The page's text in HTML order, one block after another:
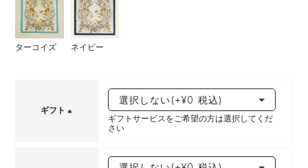
ターコイズ ネイビー
ギフト
ギフトサービスをご希望の方は選択してくだ
さい